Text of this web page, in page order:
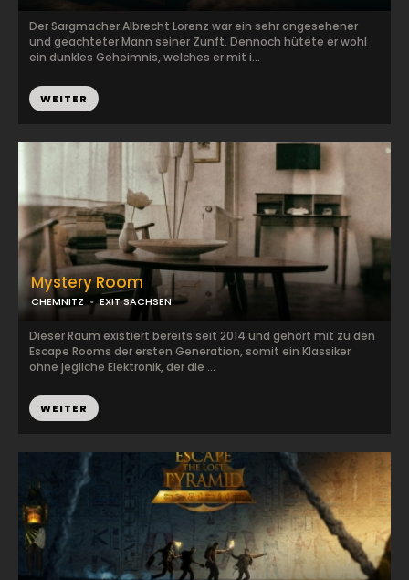
Der Sargmacher Albrecht Lorenz war ein sehr angesehener
und geachteter Mann seiner Zunft. Dennoch hütete er wohl
ein dunkles Geheimnis, welches er mit i...
WEITER
Mystery Room
CHEMNITZ EXIT SACHSEN
Dieser Raum existiert bereits seit 2014 und gehört mit zu den
Escape Rooms der ersten Generation, somit ein Klassiker
ohne jegliche Elektronik, der die ...
WEITER